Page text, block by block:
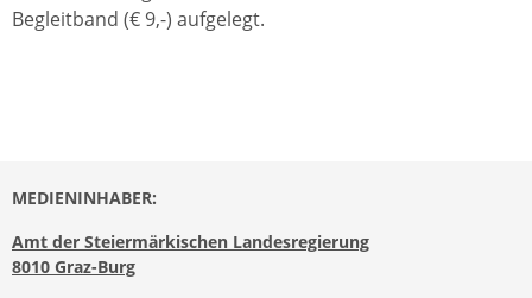
Begleitband (€ 9,-) aufgelegt.
MEDIENINHABER:
Amt der Steiermärkischen Landesregierung
8010 Graz-Burg